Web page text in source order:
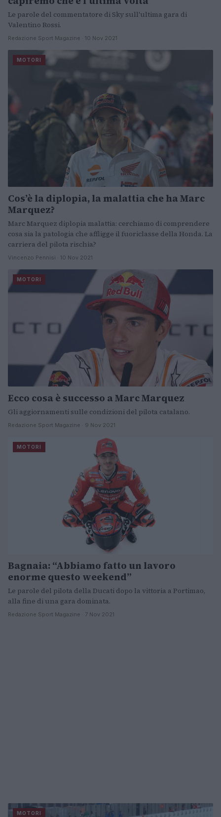
Le parole del commentatore di Sky sull'ultima gara di
Valentino Rossi.
Redazione Sport Magazine · 10 Nov 2021
MOTORI
Cos’è la diplopia, la malattia che ha Marc
Marquez?
Marc Marquez diplopia malattia: cerchiamo di comprendere
cosa sia la patologia che affligge il fuoriclasse della Honda. La
carriera del pilota rischia?
Vincenzo Pennisi · 10 Nov 2021
MOTORI
Ecco cosa è successo a Marc Marquez
Gli aggiornamenti sulle condizioni del pilota catalano.
Redazione Sport Magazine · 9 Nov 2021
MOTORI
Bagnaia: “Abbiamo fatto un lavoro
enorme questo weekend”
Le parole del pilota della Ducati dopo la vittoria a Portimao,
alla fine di una gara dominata.
Redazione Sport Magazine · 7 Nov 2021
MOTORI